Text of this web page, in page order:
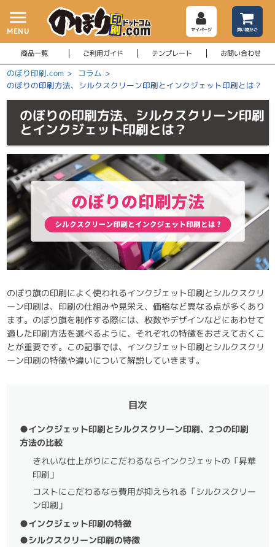
menu
MENU マイページ 買い物かご
商品一覧 ご利用ガイド テンプレート お問い合わせ
のぼり印刷.com > コラム >
のぼりの印刷方法、シルクスクリーン印刷とインクジェット印刷とは？
のぼりの印刷方法、シルクスクリーン印刷
とインクジェット印刷とは？
のぼり旗の印刷によく使われるインクジェット印刷とシルクスクリ
ーン印刷は、印刷の仕組みや見栄え、価格など異なる点が多くあり
ます。のぼり旗を制作する際には、枚数やデザインなどにあわせて
適した印刷方法を選べるように、それぞれの特徴をおさえておくこ
とが重要です。この記事では、インクジェット印刷とシルクスクリ
ーン印刷の特徴や違いについて解説していきます。
目次
●インクジェット印刷とシルクスクリーン印刷、2つの印刷
方法の比較
きれいな仕上がりにこだわるならインクジェットの「昇華
印刷」
コストにこだわるなら費用が抑えられる「シルクスクリー
ン印刷」
●インクジェット印刷の特徴
●シルクスクリーン印刷の特徴